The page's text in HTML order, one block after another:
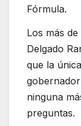
Fórmula.
Los más
Delgado
que la
ninguna
preguntas.